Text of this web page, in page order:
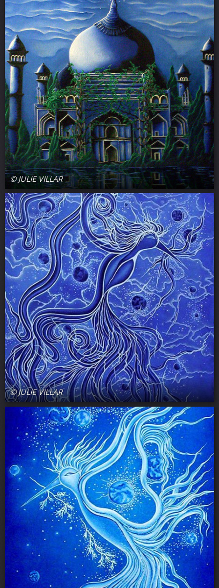
© JULIE VILLAR
© JULIE VILLAR